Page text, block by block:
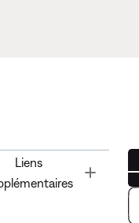
Liens